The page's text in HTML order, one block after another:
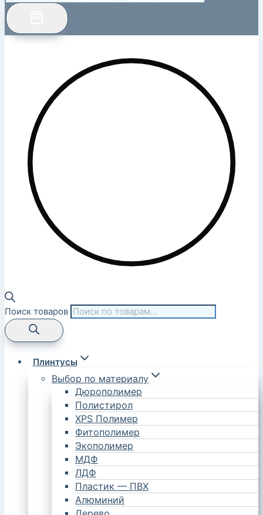
Поиск товаров
Плинтусы
Выбор по материалу
Дюрополимер
Полистирол
XPS Полимер
Фитополимер
Экополимер
МДФ
ЛДФ
Пластик — ПВХ
Алюминий